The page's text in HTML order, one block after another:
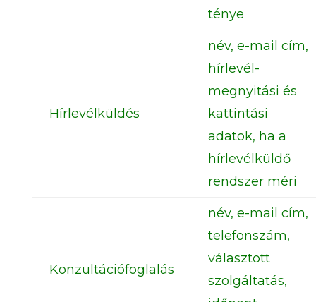
ténye
Hírlevélküldés
név, e-mail cím,
hírlevél-
megnyitási és
kattintási
adatok, ha a
hírlevélküldő
rendszer méri
Konzultációfoglalás
név, e-mail cím,
telefonszám,
választott
szolgáltatás,